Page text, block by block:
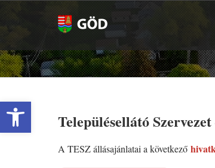
Eszköztár megnyitása
Településellátó
A TESZ állásajánlatai a következő